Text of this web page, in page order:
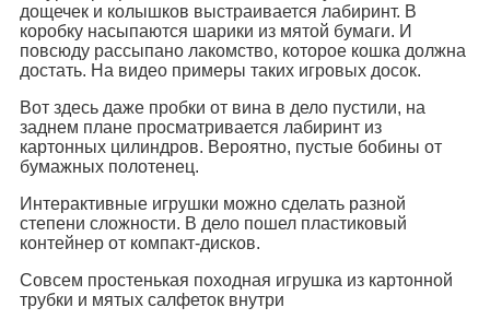
дощечек и колышков выстраивается лабиринт. В
коробку насыпаются шарики из мятой бумаги. И
повсюду рассыпано лакомство, которое кошка должна
достать. На видео примеры таких игровых досок.
Вот здесь даже пробки от вина в дело пустили, на
заднем плане просматривается лабиринт из
картонных цилиндров. Вероятно, пустые бобины от
бумажных полотенец.
Интерактивные игрушки можно сделать разной
степени сложности. В дело пошел пластиковый
контейнер от компакт-дисков.
Совсем простенькая походная игрушка из картонной
трубки и мятых салфеток внутри